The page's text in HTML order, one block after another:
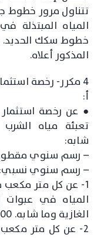
تتناول مرور خطوط
المياه المبتذلة
خطوط سكك الحديد.
المذكور أعلاه.
4 مكرر- رخصة استثمار أو تعبئة المياه
أ:
● عن رخصة استثمار
تعبئة مياه الشرب
شابه:
– رسم سنوي مقطوع:
– رسم سنوي نسبي:
1- عن كل متر مكعب
المياه في عبوات
الغازية وما شابه. 10.000 ل.ل
2- عن كل متر